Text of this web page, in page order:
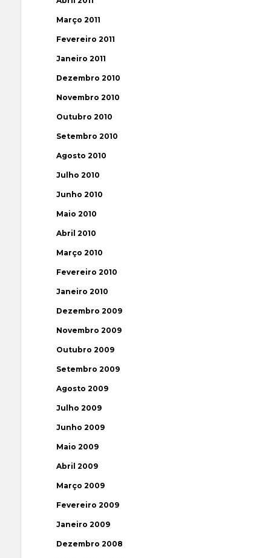
Março 2011
Fevereiro 2011
Janeiro 2011
Dezembro 2010
Novembro 2010
Outubro 2010
Setembro 2010
Agosto 2010
Julho 2010
Junho 2010
Maio 2010
Abril 2010
Março 2010
Fevereiro 2010
Janeiro 2010
Dezembro 2009
Novembro 2009
Outubro 2009
Setembro 2009
Agosto 2009
Julho 2009
Junho 2009
Maio 2009
Abril 2009
Março 2009
Fevereiro 2009
Janeiro 2009
Dezembro 2008